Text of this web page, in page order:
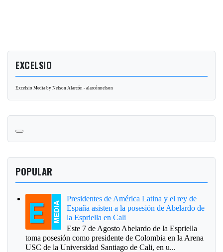
EXCELSIO
Excelsio Media by Nelson Alarcón - alarcónnelson
POPULAR
Presidentes de América Latina y el rey de
España asisten a la posesión de Abelardo de
la Espriella en Cali
Este 7 de Agosto Abelardo de la Espriella
toma posesión como presidente de Colombia en la Arena
USC de la Universidad Santiago de Cali, en u...